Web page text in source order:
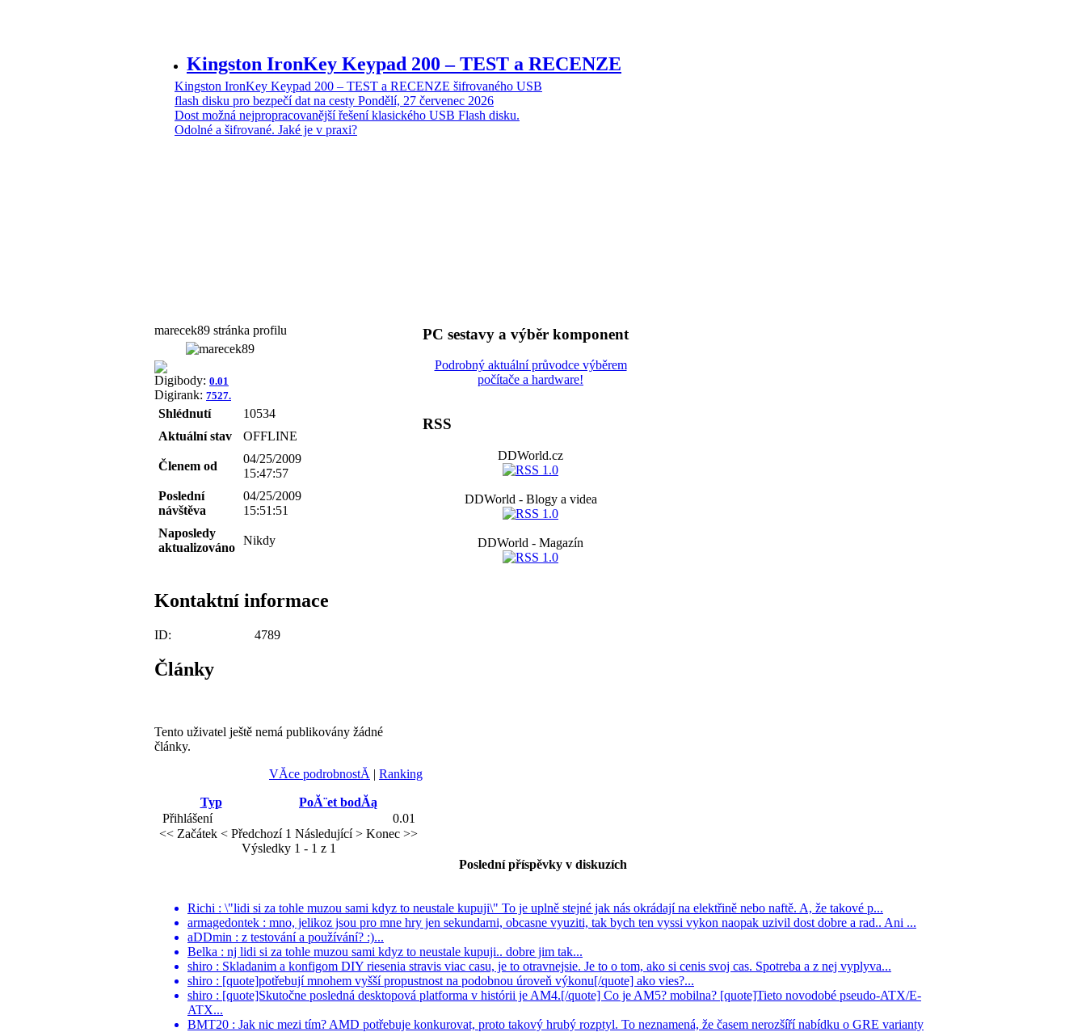
Kingston IronKey Keypad 200 – TEST a RECENZE
Kingston IronKey Keypad 200 – TEST a RECENZE šifrovaného USB
flash disku pro bezpečí dat na cesty Pondělí, 27 červenec 2026
Dost možná nejpropracovanější řešení klasického USB Flash disku.
Odolné a šifrované. Jaké je v praxi?
marecek89 stránka profilu
Digibody: 0.01
Digirank: 7527.
Shlédnutí
10534
Aktuální stav
OFFLINE
Členem od
04/25/2009
15:47:57
Poslední
návštěva
04/25/2009
15:51:51
Naposledy
aktualizováno
Nikdy
Kontaktní informace
ID: 4789
Články
Tento uživatel ještě nemá publikovány žádné
články.
VĂ­ce podrobnostĂ­ | Ranking
Typ
PoĂ¨et bodĂą
Přihlášení
0.01
<< Začátek < Předchozí 1 Následující > Konec >>
Výsledky 1 - 1 z 1
PC sestavy a výběr komponent
Podrobný aktuální průvodce výběrem
počítače a hardware!
RSS
DDWorld.cz
DDWorld - Blogy a videa
DDWorld - Magazín
Poslední příspěvky v diskuzích
Richi : \"lidi si za tohle muzou sami kdyz to neustale kupuji\" To je uplně stejné jak nás okrádají na elektřině nebo naftě. A, že takové p...
armagedontek : mno, jelikoz jsou pro mne hry jen sekundarni, obcasne vyuziti, tak bych ten vyssi vykon naopak uzivil dost dobre a rad.. Ani ...
aDDmin : z testování a používání? :)...
Belka : nj lidi si za tohle muzou sami kdyz to neustale kupuji.. dobre jim tak...
shiro : Skladanim a konfigom DIY riesenia stravis viac casu, je to otravnejsie. Je to o tom, ako si cenis svoj cas. Spotreba a z nej vyplyva...
shiro : [quote]potřebují mnohem vyšší propustnost na podobnou úroveň výkonu[/quote] ako vies?...
shiro : [quote]Skutočne posledná desktopová platforma v histórii je AM4.[/quote] Co je AM5? mobilna? [quote]Tieto novodobé pseudo-ATX/E-
ATX...
BMT20 : Jak nic mezi tím? AMD potřebuje konkurovat, proto takový hrubý rozptyl. To neznamená, že časem nerozšíří nabídku o GRE varianty